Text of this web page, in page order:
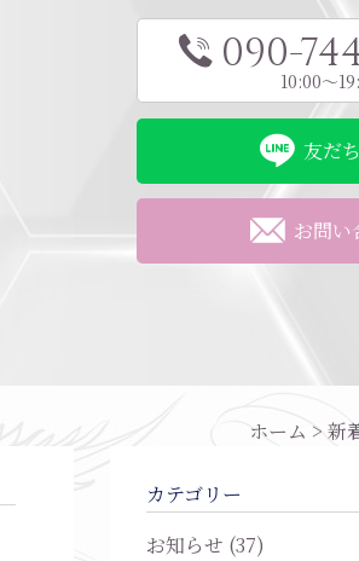
090-
10:00～
友だ
お問い
ホーム > 新
カテゴリー
お知らせ (37)